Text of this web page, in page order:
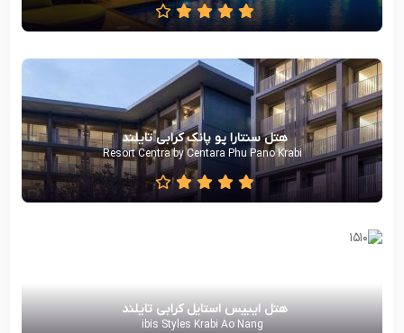
هتل سنتارا پو پانک کرابی تایلند
Resort Centra by Centara Phu Pano Krabi
هتل ایبیس استایل کرابی تایلند
ibis Styles Krabi Ao Nang